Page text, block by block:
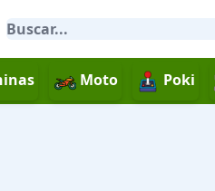
Moto Poki